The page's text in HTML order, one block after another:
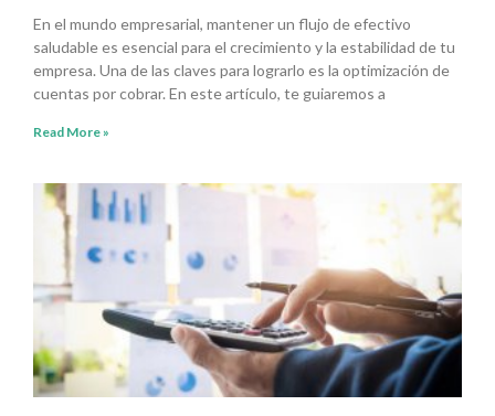
En el mundo empresarial, mantener un flujo de efectivo
saludable es esencial para el crecimiento y la estabilidad de tu
empresa. Una de las claves para lograrlo es la optimización de
cuentas por cobrar. En este artículo, te guiaremos a
Read More »